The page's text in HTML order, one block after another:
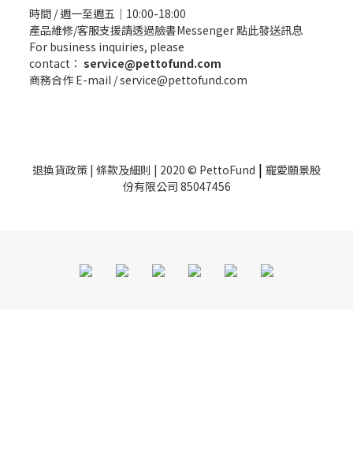
時間 / 週一至週五｜10:00-18:00
產品維修/客服支援請透過臉書Messenger點此發送訊息
For business inquiries, please
contact： service@pettofund.com
商務合作 E-mail / service@pettofund.com
退換貨政策 | 條款及細則 | 2020 © PettoFund | 寵愛願景股
份有限公司 85047456